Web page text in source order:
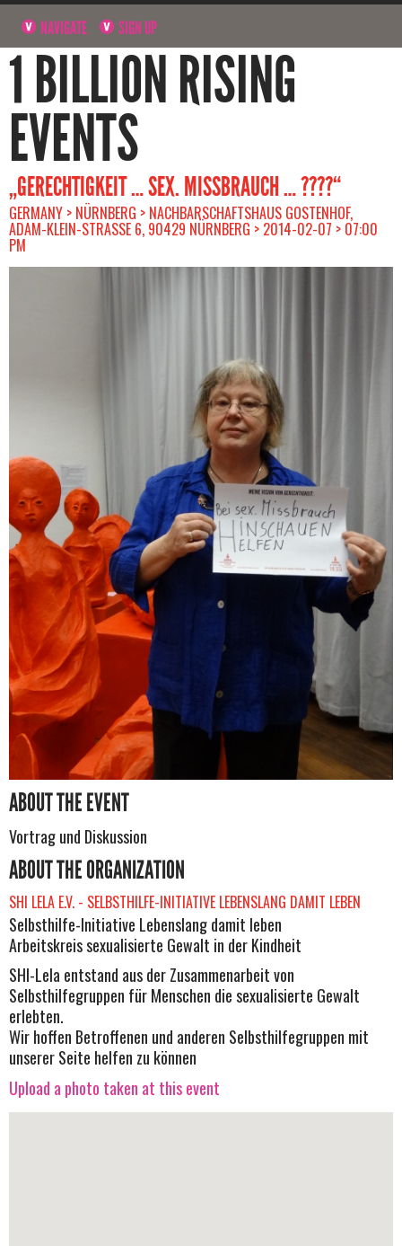
NAVIGATE SIGN UP
1 BILLION RISING
EVENTS
„GERECHTIGKEIT … SEX. MISSBRAUCH … ????“
GERMANY > NÜRNBERG > NACHBARSCHAFTSHAUS GOSTENHOF,
ADAM-KLEIN-STRASSE 6, 90429 NÜRNBERG > 2014-02-07 > 07:00 P
M
ABOUT THE EVENT
Vortrag und Diskussion
ABOUT THE ORGANIZATION
SHI LELA E.V. - SELBSTHILFE-INITIATIVE LEBENSLANG DAMIT LEBEN
Selbsthilfe-Initiative Lebenslang damit leben
Arbeitskreis sexualisierte Gewalt in der Kindheit
SHI-Lela entstand aus der Zusammenarbeit von
Selbsthilfegruppen für Menschen die sexualisierte Gewalt
erlebten.
Wir hoffen Betroffenen und anderen Selbsthilfegruppen mit
unserer Seite helfen zu können
Upload a photo taken at this event